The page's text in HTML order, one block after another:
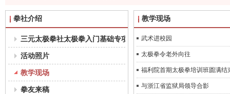
拳社介绍
三元太极拳社太极拳入门基础专项课程教学大纲（18-35岁组）
活动照片
教学现场
拳友来稿
教学现场
武术进校园
太极拳令老外向往
福利院首期太极拳培训班圆满结
与浙江省监狱局领导合影